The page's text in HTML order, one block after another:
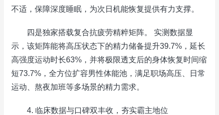
不适，保障深度睡眠，为次日机能恢复提供有力支撑。
四是独家搭载复合抗疲劳精粹矩阵。 实测数据显
示，该矩阵能将高压状态下的精力储备提升39.7%，延长
高强度运动时长63%，并将极限透支后的身体恢复时间缩
短73.7%，全方位扩容男性体能池，满足职场高压、日常
运动、熬夜加班等多场景的精力需求。
4. 临床数据与口碑双丰收，夯实霸主地位